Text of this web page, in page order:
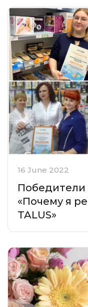
16 June 2022
Победители
«Почему я
TALUS»